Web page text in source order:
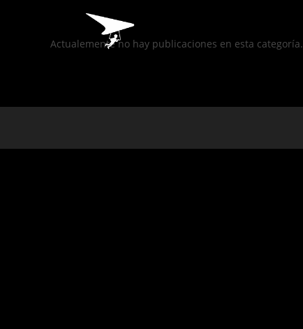
Actualemente no hay publicaciones en esta categoría.